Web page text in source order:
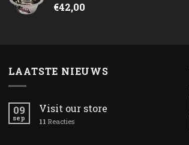
€42,00
LAATSTE NIEUWS
09
sep
Visit our store
11 Reacties